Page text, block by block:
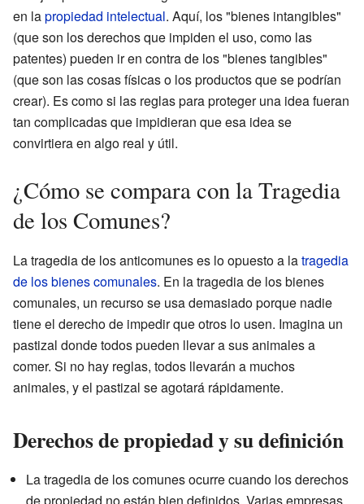
en lapropiedad intelectual. Aquí, los "bienes intangibles"
(que son los derechos que impiden el uso, como las
patentes) pueden ir en contra de los "bienes tangibles"
(que son las cosas físicas o los productos que se podrían
crear). Es como si las reglas para proteger una idea fueran
tan complicadas que impidieran que esa idea se
convirtiera en algo real y útil.
¿Cómo se compara con la Tragedia
de los Comunes?
La tragedia de los anticomunes es lo opuesto a latragedia
de los bienes comunales. En la tragedia de los bienes
comunales, un recurso se usa demasiado porque nadie
tiene el derecho de impedir que otros lo usen. Imagina un
pastizal donde todos pueden llevar a sus animales a
comer. Si no hay reglas, todos llevarán a muchos
animales, y el pastizal se agotará rápidamente.
Derechos de propiedad y su definición
La tragedia de los comunes ocurre cuando los derechos